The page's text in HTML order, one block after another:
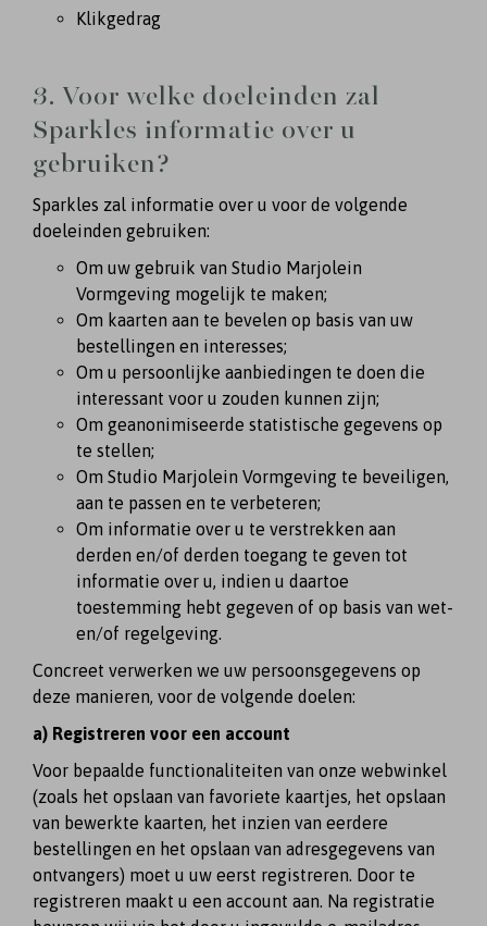
Klikgedrag
3. Voor welke doeleinden zal
Sparkles informatie over u
gebruiken?
Sparkles zal informatie over u voor de volgende
doeleinden gebruiken:
Om uw gebruik van Studio Marjolein
Vormgeving mogelijk te maken;
Om kaarten aan te bevelen op basis van uw
bestellingen en interesses;
Om u persoonlijke aanbiedingen te doen die
interessant voor u zouden kunnen zijn;
Om geanonimiseerde statistische gegevens op
te stellen;
Om Studio Marjolein Vormgeving te beveiligen,
aan te passen en te verbeteren;
Om informatie over u te verstrekken aan
derden en/of derden toegang te geven tot
informatie over u, indien u daartoe
toestemming hebt gegeven of op basis van wet-
en/of regelgeving.
Concreet verwerken we uw persoonsgegevens op
deze manieren, voor de volgende doelen:
a) Registreren voor een account
Voor bepaalde functionaliteiten van onze webwinkel
(zoals het opslaan van favoriete kaartjes, het opslaan
van bewerkte kaarten, het inzien van eerdere
bestellingen en het opslaan van adresgegevens van
ontvangers) moet u uw eerst registreren. Door te
registreren maakt u een account aan. Na registratie